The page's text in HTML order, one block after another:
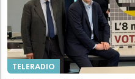
TELERADIO